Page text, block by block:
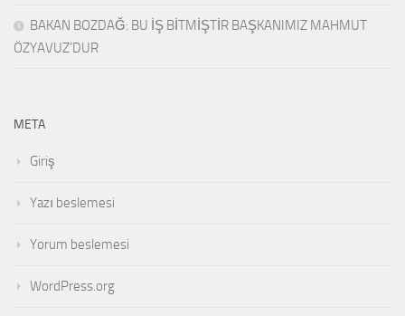
BAKAN BOZDAĞ: BU İŞ BİTMİŞTİR BAŞKANIMIZ MAHMUT
ÖZYAVUZ’DUR
META
Giriş
Yazı beslemesi
Yorum beslemesi
WordPress.org